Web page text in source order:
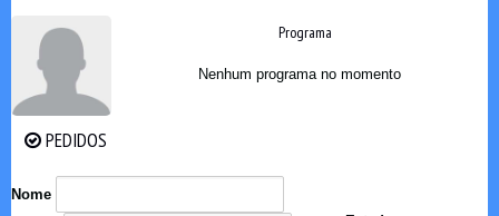
Programa
Nenhum programa no momento
PEDIDOS
Nome